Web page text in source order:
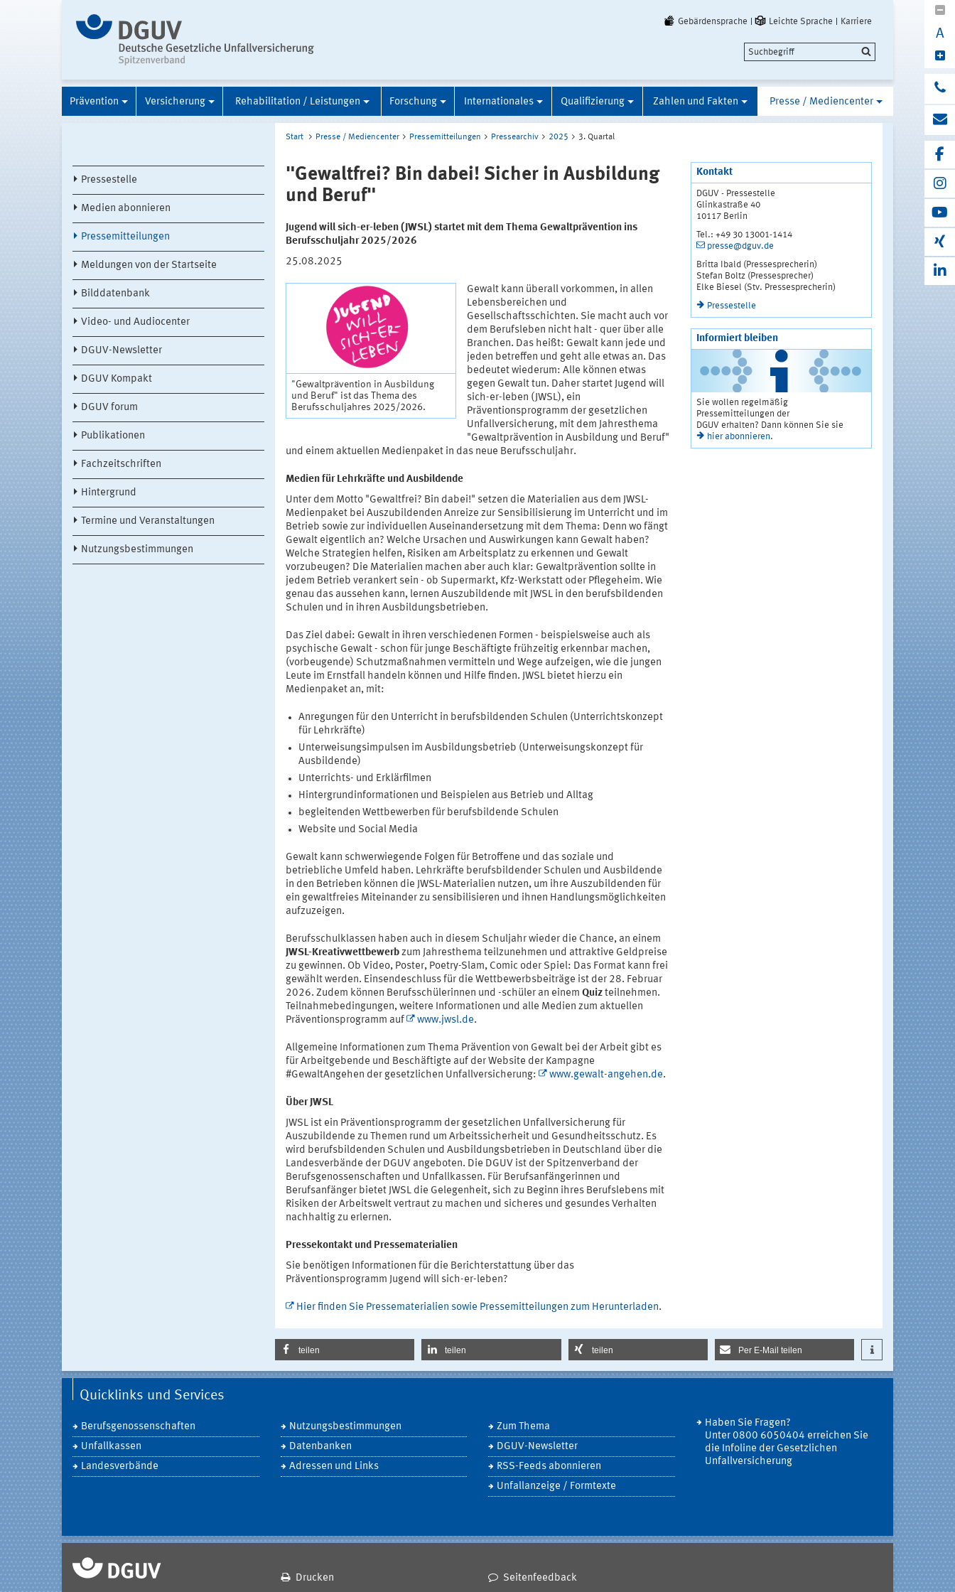
Gebärdensprache Leichte Sprache Karriere
A
Prävention Versicherung Rehabilitation / Leistungen Forschung Internationales Qualifizierung Zahlen und Fakten Presse / Mediencenter
Pressestelle
Medien abonnieren
Pressemitteilungen
Meldungen von der Startseite
Bilddatenbank
Video- und Audiocenter
DGUV-Newsletter
DGUV Kompakt
DGUV forum
Publikationen
Fachzeitschriften
Hintergrund
Termine und Veranstaltungen
Nutzungsbestimmungen
Start Presse / Mediencenter Pressemitteilungen Pressearchiv 2025 3. Quartal
"Gewaltfrei? Bin dabei! Sicher in Ausbildung
und Beruf"
Jugend will sich-er-leben (JWSL) startet mit dem Thema Gewaltprävention ins
Berufsschuljahr 2025/2026
25.08.2025
"Gewaltprävention in Ausbildung
und Beruf" ist das Thema des
Berufsschuljahres 2025/2026.
Gewalt kann überall vorkommen, in allen
Lebensbereichen und
Gesellschaftsschichten. Sie macht auch vor
dem Berufsleben nicht halt - quer über alle
Branchen. Das heißt: Gewalt kann jede und
jeden betreffen und geht alle etwas an. Das
bedeutet wiederum: Alle können etwas
gegen Gewalt tun. Daher startet Jugend will
sich-er-leben (JWSL), ein
Präventionsprogramm der gesetzlichen
Unfallversicherung, mit dem Jahresthema
"Gewaltprävention in Ausbildung und Beruf"
und einem aktuellen Medienpaket in das neue Berufsschuljahr.
Medien für Lehrkräfte und Ausbildende
Unter dem Motto "Gewaltfrei? Bin dabei!" setzen die Materialien aus dem JWSL-
Medienpaket bei Auszubildenden Anreize zur Sensibilisierung im Unterricht und im
Betrieb sowie zur individuellen Auseinandersetzung mit dem Thema: Denn wo fängt
Gewalt eigentlich an? Welche Ursachen und Auswirkungen kann Gewalt haben?
Welche Strategien helfen, Risiken am Arbeitsplatz zu erkennen und Gewalt
vorzubeugen? Die Materialien machen aber auch klar: Gewaltprävention sollte in
jedem Betrieb verankert sein - ob Supermarkt, Kfz-Werkstatt oder Pflegeheim. Wie
genau das aussehen kann, lernen Auszubildende mit JWSL in den berufsbildenden
Schulen und in ihren Ausbildungsbetrieben.
Das Ziel dabei: Gewalt in ihren verschiedenen Formen - beispielsweise auch als
psychische Gewalt - schon für junge Beschäftigte frühzeitig erkennbar machen,
(vorbeugende) Schutzmaßnahmen vermitteln und Wege aufzeigen, wie die jungen
Leute im Ernstfall handeln können und Hilfe finden. JWSL bietet hierzu ein
Medienpaket an, mit:
Anregungen für den Unterricht in berufsbildenden Schulen (Unterrichtskonzept
für Lehrkräfte)
Unterweisungsimpulsen im Ausbildungsbetrieb (Unterweisungskonzept für
Ausbildende)
Unterrichts- und Erklärfilmen
Hintergrundinformationen und Beispielen aus Betrieb und Alltag
begleitenden Wettbewerben für berufsbildende Schulen
Website und Social Media
Gewalt kann schwerwiegende Folgen für Betroffene und das soziale und
betriebliche Umfeld haben. Lehrkräfte berufsbildender Schulen und Ausbildende
in den Betrieben können die JWSL-Materialien nutzen, um ihre Auszubildenden für
ein gewaltfreies Miteinander zu sensibilisieren und ihnen Handlungsmöglichkeiten
aufzuzeigen.
Berufsschulklassen haben auch in diesem Schuljahr wieder die Chance, an einem
JWSL-Kreativwettbewerb zum Jahresthema teilzunehmen und attraktive Geldpreise
zu gewinnen. Ob Video, Poster, Poetry-Slam, Comic oder Spiel: Das Format kann frei
gewählt werden. Einsendeschluss für die Wettbewerbsbeiträge ist der 28. Februar
2026. Zudem können Berufsschülerinnen und -schüler an einem Quiz teilnehmen.
Teilnahmebedingungen, weitere Informationen und alle Medien zum aktuellen
Präventionsprogramm auf
www.jwsl.de.
Allgemeine Informationen zum Thema Prävention von Gewalt bei der Arbeit gibt es
für Arbeitgebende und Beschäftigte auf der Website der Kampagne
#GewaltAngehen der gesetzlichen Unfallversicherung:
www.gewalt-angehen.de.
Über JWSL
JWSL ist ein Präventionsprogramm der gesetzlichen Unfallversicherung für
Auszubildende zu Themen rund um Arbeitssicherheit und Gesundheitsschutz. Es
wird berufsbildenden Schulen und Ausbildungsbetrieben in Deutschland über die
Landesverbände der DGUV angeboten. Die DGUV ist der Spitzenverband der
Berufsgenossenschaften und Unfallkassen. Für Berufsanfängerinnen und
Berufsanfänger bietet JWSL die Gelegenheit, sich zu Beginn ihres Berufslebens mit
Risiken der Arbeitswelt vertraut zu machen und sicheres und gesundes Verhalten
nachhaltig zu erlernen.
Pressekontakt und Pressematerialien
Sie benötigen Informationen für die Berichterstattung über das
Präventionsprogramm Jugend will sich-er-leben?
Hier finden Sie Pressematerialien sowie Pressemitteilungen zum Herunterladen.
Kontakt
DGUV - Pressestelle
Glinkastraße 40
10117 Berlin
Tel.: +49 30 13001-1414
presse@dguv.de
Britta Ibald (Pressesprecherin)
Stefan Boltz (Pressesprecher)
Elke Biesel (Stv. Pressesprecherin)
Pressestelle
Informiert bleiben
Sie wollen regelmäßig
Pressemitteilungen der
DGUV erhalten? Dann können Sie sie
hier abonnieren.
teilen teilen teilen Per E-Mail teilen
Quicklinks und Services
Berufsgenossenschaften
Unfallkassen
Landesverbände
Nutzungsbestimmungen
Datenbanken
Adressen und Links
Zum Thema
DGUV-Newsletter
RSS-Feeds abonnieren
Unfallanzeige / Formtexte
Haben Sie Fragen?
Unter 0800 6050404 erreichen Sie
die Infoline der Gesetzlichen
Unfallversicherung
Drucken Seitenfeedback